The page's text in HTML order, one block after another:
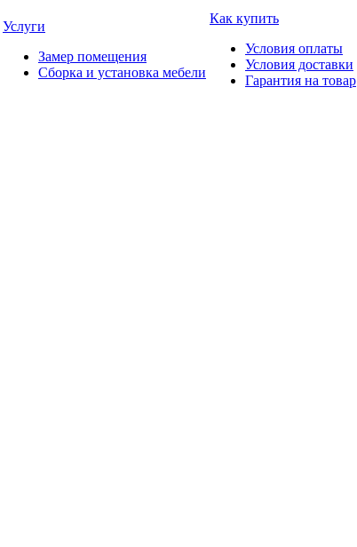
Услуги
Замер помещения
Сборка и установка мебели
Как купить
Условия оплаты
Условия доставки
Гарантия на товар